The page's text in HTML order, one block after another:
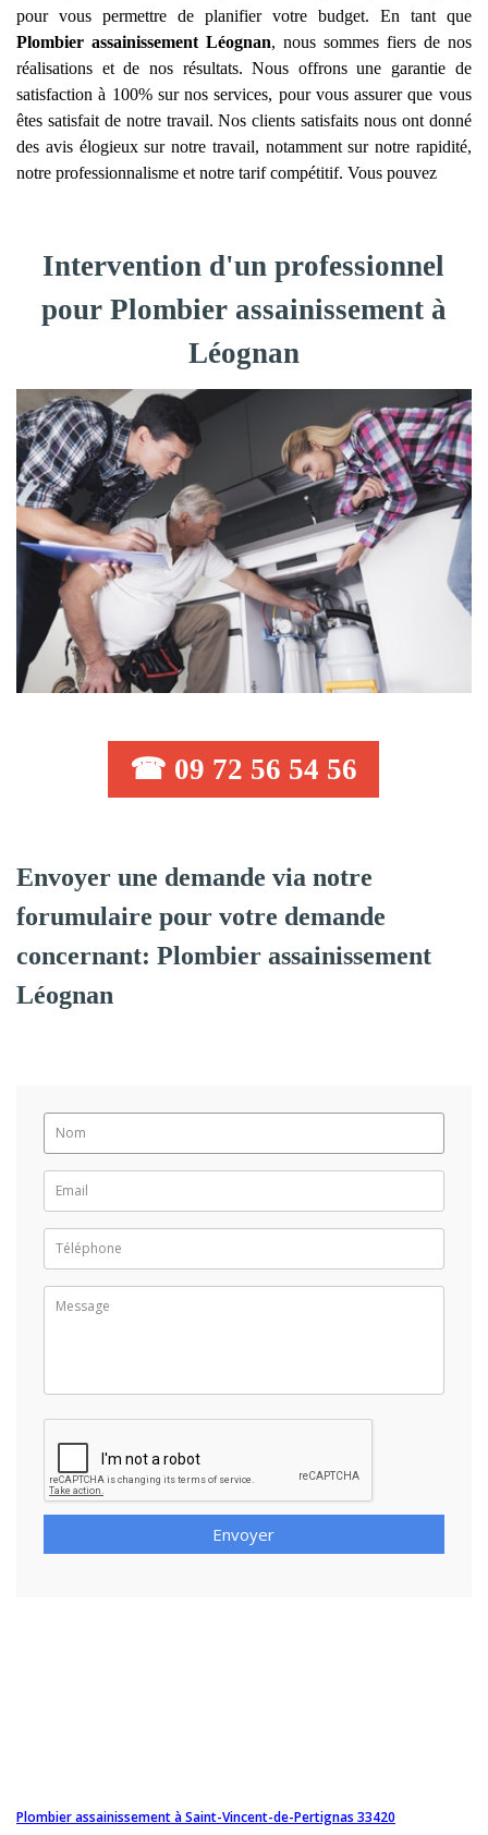
pour vous permettre de planifier votre budget. En tant que
Plombier assainissement Léognan, nous sommes fiers de nos
réalisations et de nos résultats. Nous offrons une garantie de
satisfaction à 100% sur nos services, pour vous assurer que vous
êtes satisfait de notre travail. Nos clients satisfaits nous ont donné
des avis élogieux sur notre travail, notamment sur notre rapidité,
notre professionnalisme et notre tarif compétitif. Vous pouvez
Intervention d'un professionnel
pour Plombier assainissement à
Léognan
☎ 09 72 56 54 56
Envoyer une demande via notre
forumulaire pour votre demande
concernant: Plombier assainissement
Léognan
Envoyer
Plombier assainissement à Saint-Vincent-de-Pertignas 33420